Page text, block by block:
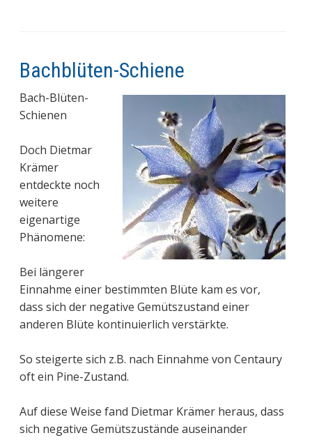
Bachblüten-Schiene
Bach-Blüten-
Schienen
Doch Dietmar
Krämer
entdeckte noch
weitere
eigenartige
Phänomene:
Bei längerer
Einnahme einer bestimmten Blüte kam es vor,
dass sich der negative Gemütszustand einer
anderen Blüte kontinuierlich verstärkte.
So steigerte sich z.B. nach Einnahme von Centaury
oft ein Pine-Zustand.
Auf diese Weise fand Dietmar Krämer heraus, dass
sich negative Gemütszustände auseinander